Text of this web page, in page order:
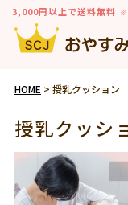
3,000円以上で送料無料 ※
HOME 授乳クッション
授乳クッシ